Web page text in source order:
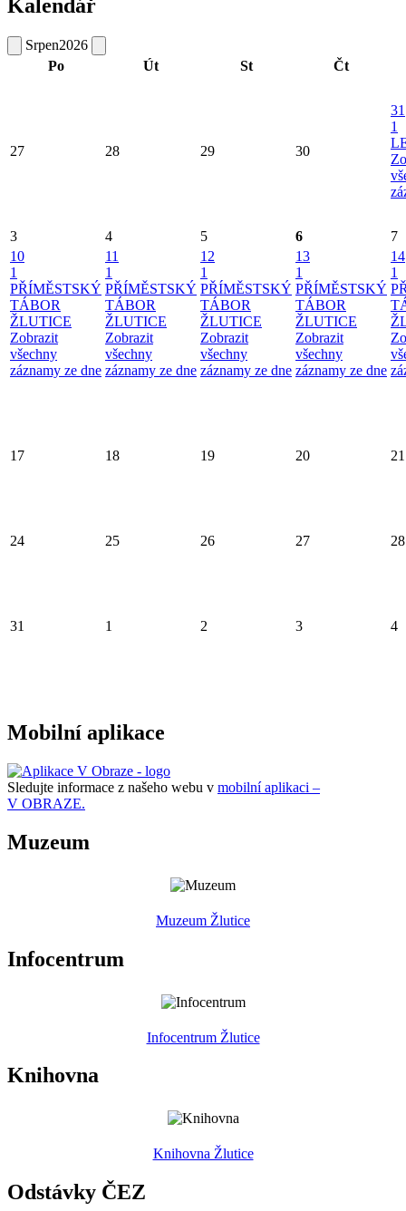
Kalendář
Srpen2026
Po
Út St Čt
27 28 29 30
31
1
3 4 5 6
7
10
1
PŘÍMĚSTSKÝ
TÁBOR
ŽLUTICE
Zobrazit
všechny
záznamy ze dne
11
1
PŘÍMĚSTSKÝ
TÁBOR
ŽLUTICE
Zobrazit
všechny
záznamy ze dne
12
1
PŘÍMĚSTSKÝ
TÁBOR
ŽLUTICE
Zobrazit
všechny
záznamy ze dne
13
1
PŘÍMĚSTSKÝ
TÁBOR
ŽLUTICE
Zobrazit
všechny
záznamy ze dne
14
1
17 18 19 20 21
24 25 26 27 28
31 1 2 3 4
Mobilní aplikace
Sledujte informace z našeho webu v mobilní aplikaci –
V OBRAZE.
Muzeum
Muzeum Žlutice
Infocentrum
Infocentrum Žlutice
Knihovna
Knihovna Žlutice
Odstávky ČEZ